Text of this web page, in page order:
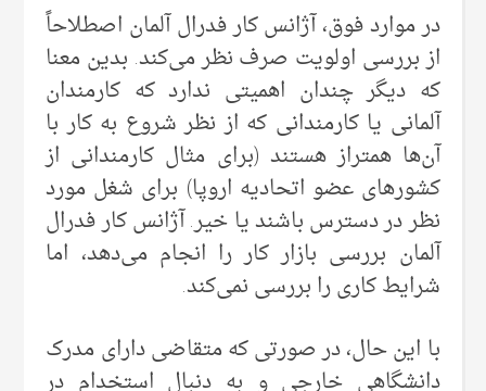
در موارد فوق، آژانس کار فدرال آلمان اصطلاحاً
از بررسی اولویت صرف نظر می‌کند. بدین معنا
که دیگر چندان اهمیتی ندارد که کارمندان
آلمانی یا کارمندانی که از نظر شروع به کار با
آن‌ها همتراز هستند (برای مثال کارمندانی از
کشورهای عضو اتحادیه اروپا) برای شغل مورد
نظر در دسترس باشند یا خیر. آژانس کار فدرال
آلمان بررسی بازار کار را انجام می‌دهد، اما
شرایط کاری را بررسی نمی‌کند.
با این حال، در صورتی که متقاضی دارای مدرک
دانشگاهی خارجی و به دنبال استخدام در